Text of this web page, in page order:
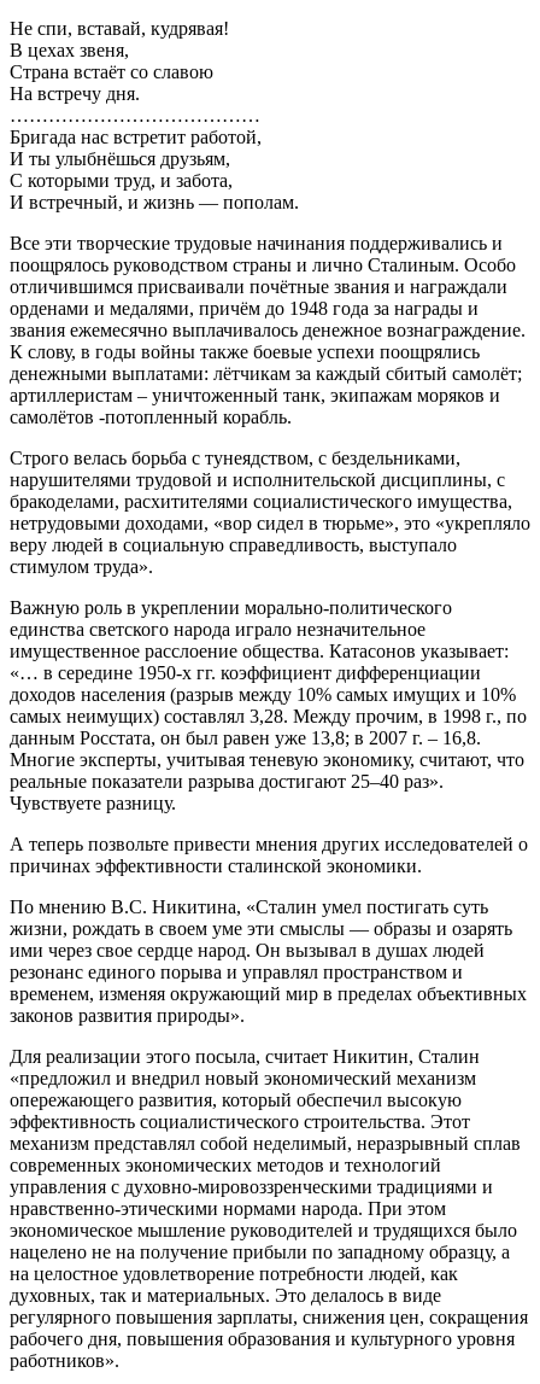
Не спи, вставай, кудрявая!
В цехах звеня,
Страна встаёт со славою
На встречу дня.
…………………………………
Бригада нас встретит работой,
И ты улыбнёшься друзьям,
С которыми труд, и забота,
И встречный, и жизнь — пополам.
Все эти творческие трудовые начинания поддерживались и
поощрялось руководством страны и лично Сталиным. Особо
отличившимся присваивали почётные звания и награждали
орденами и медалями, причём до 1948 года за награды и
звания ежемесячно выплачивалось денежное вознаграждение.
К слову, в годы войны также боевые успехи поощрялись
денежными выплатами: лётчикам за каждый сбитый самолёт;
артиллеристам – уничтоженный танк, экипажам моряков и
самолётов -потопленный корабль.
Строго велась борьба с тунеядством, с бездельниками,
нарушителями трудовой и исполнительской дисциплины, с
бракоделами, расхитителями социалистического имущества,
нетрудовыми доходами, «вор сидел в тюрьме», это «укрепляло
веру людей в социальную справедливость, выступало
стимулом труда».
Важную роль в укреплении морально-политического
единства светского народа играло незначительное
имущественное расслоение общества. Катасонов указывает:
«… в середине 1950-х гг. коэффициент дифференциации
доходов населения (разрыв между 10% самых имущих и 10%
самых неимущих) составлял 3,28. Между прочим, в 1998 г., по
данным Росстата, он был равен уже 13,8; в 2007 г. – 16,8.
Многие эксперты, учитывая теневую экономику, считают, что
реальные показатели разрыва достигают 25–40 раз».
Чувствуете разницу.
А теперь позвольте привести мнения других исследователей о
причинах эффективности сталинской экономики.
По мнению В.С. Никитина, «Сталин умел постигать суть
жизни, рождать в своем уме эти смыслы — образы и озарять
ими через свое сердце народ. Он вызывал в душах людей
резонанс единого порыва и управлял пространством и
временем, изменяя окружающий мир в пределах объективных
законов развития природы».
Для реализации этого посыла, считает Никитин, Сталин
«предложил и внедрил новый экономический механизм
опережающего развития, который обеспечил высокую
эффективность социалистического строительства. Этот
механизм представлял собой неделимый, неразрывный сплав
современных экономических методов и технологий
управления с духовно-мировоззренческими традициями и
нравственно-этическими нормами народа. При этом
экономическое мышление руководителей и трудящихся было
нацелено не на получение прибыли по западному образцу, а
на целостное удовлетворение потребности людей, как
духовных, так и материальных. Это делалось в виде
регулярного повышения зарплаты, снижения цен, сокращения
рабочего дня, повышения образования и культурного уровня
работников».